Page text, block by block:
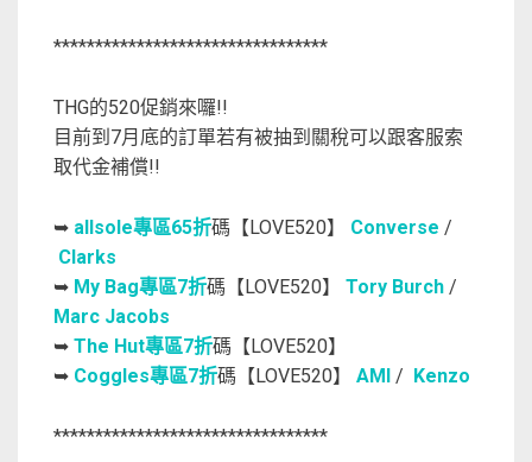
*********************************
THG的520促銷來囉!!
目前到7月底的訂單若有被抽到關稅可以跟客服索
取代金補償!!
➥ allsole專區65折碼【LOVE520】 Converse /
Clarks
➥ My Bag專區7折碼【LOVE520】 Tory Burch /
Marc Jacobs
➥ The Hut專區7折碼【LOVE520】
➥ Coggles專區7折碼【LOVE520】 AMI / Kenzo
*********************************